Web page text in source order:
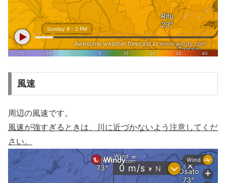
風速
周辺の風速です。
風速が強すぎるときは、川に近づかないよう注意してくだ
さい。